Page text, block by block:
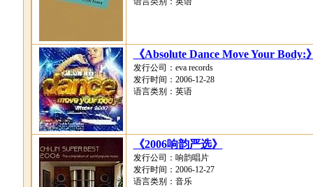
《Absolute Dance Move Your Body:
发行公司：eva records
发行时间：2006-12-28
语言类别：英语
《2006响韵严选》
发行公司：响韵唱片
发行时间：2006-12-27
语言类别：音乐